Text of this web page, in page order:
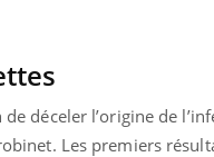
déceler l’origine de
Les premiers